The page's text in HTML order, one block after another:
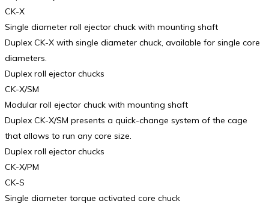
CK-X
Single diameter roll ejector chuck with mounting shaft
Duplex CK-X with single diameter chuck, available for single core
diameters.
Duplex roll ejector chucks
CK-X/SM
Modular roll ejector chuck with mounting shaft
Duplex CK-X/SM presents a quick-change system of the cage
that allows to run any core size.
Duplex roll ejector chucks
CK-X/PM
CK-S
Single diameter torque activated core chuck